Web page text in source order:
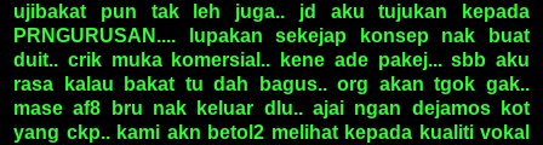
ujibakat pun tak leh juga.. jd aku tujukan kepada
PRNGURUSAN.... lupakan sekejap konsep nak buat
duit.. crik muka komersial.. kene ade pakej... sbb aku
rasa kalau bakat tu dah bagus.. org akan tgok gak..
mase af8 bru nak keluar dlu.. ajai ngan dejamos kot
yang ckp.. kami akn betol2 melihat kepada kualiti vokal